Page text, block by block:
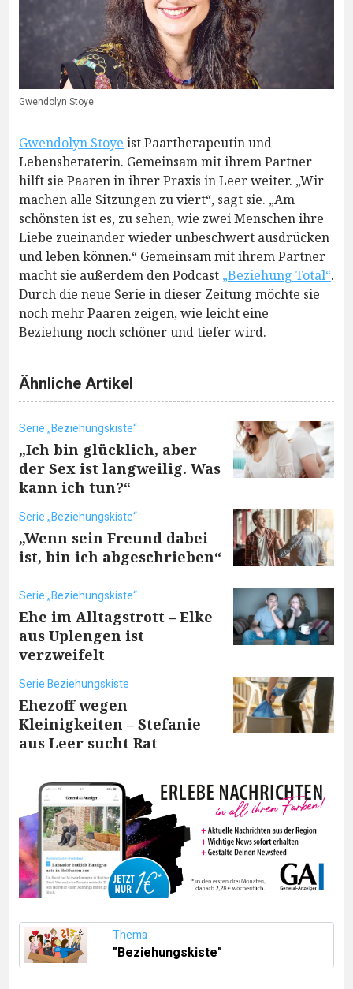
Gwendolyn Stoye
Gwendolyn Stoye ist Paartherapeutin und
Lebensberaterin. Gemeinsam mit ihrem Partner
hilft sie Paaren in ihrer Praxis in Leer weiter. „Wir
machen alle Sitzungen zu viert“, sagt sie. „Am
schönsten ist es, zu sehen, wie zwei Menschen ihre
Liebe zueinander wieder unbeschwert ausdrücken
und leben können.“ Gemeinsam mit ihrem Partner
macht sie außerdem den Podcast „Beziehung Total“.
Durch die neue Serie in dieser Zeitung möchte sie
noch mehr Paaren zeigen, wie leicht eine
Beziehung noch schöner und tiefer wird.
Ähnliche Artikel
Serie „Beziehungskiste“
„Ich bin glücklich, aber
der Sex ist langweilig. Was
kann ich tun?“
Serie „Beziehungskiste“
„Wenn sein Freund dabei
ist, bin ich abgeschrieben“
Serie „Beziehungskiste“
Ehe im Alltagstrott – Elke
aus Uplengen ist
verzweifelt
Serie Beziehungskiste
Ehezoff wegen
Kleinigkeiten – Stefanie
aus Leer sucht Rat
Thema
"Beziehungskiste"